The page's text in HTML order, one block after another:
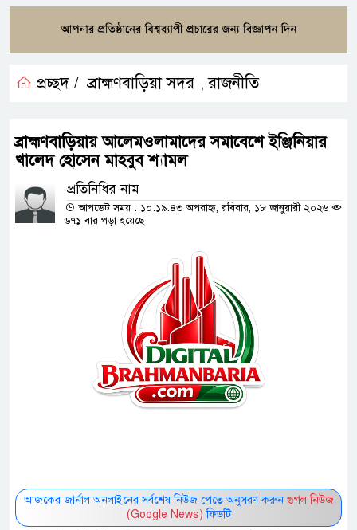
প্রচ্ছদ / ব্রাহ্মণবাড়িয়া সদর ,রাজনীতি
ব্রাহ্মণবাড়িয়ায় আলেমওলামাদের সমাবেশে ইঞ্জিনিয়ার
খালেদ হোসেন মাহবুব শ্যামল
প্রতিনিধির নাম
আপডেট সময় : ১০:১৯:৪৩ অপরাহ্ন, রবিবার, ১৮ জানুয়ারী ২০২৬
৬৭১ বার পড়া হয়েছে
আজকের জার্নাল অনলাইনের সর্বশেষ নিউজ পেতে অনুসরণ করুন গুগল নিউজ
(Google News) ফিডটি